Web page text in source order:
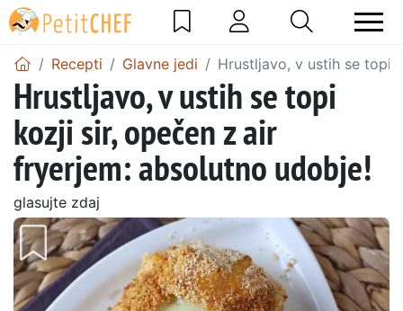
Recepti Glavne jedi Hrustljavo, v ustih se topi
Hrustljavo, v ustih se topi
kozji sir, opečen z air
fryerjem: absolutno udobje!
glasujte zdaj